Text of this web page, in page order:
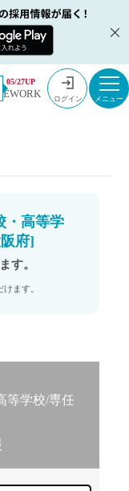
05/27UP
EWORK ログイン
2022年度》[大阪府]
・高等学
府]
す。
ます。
等学校/専任